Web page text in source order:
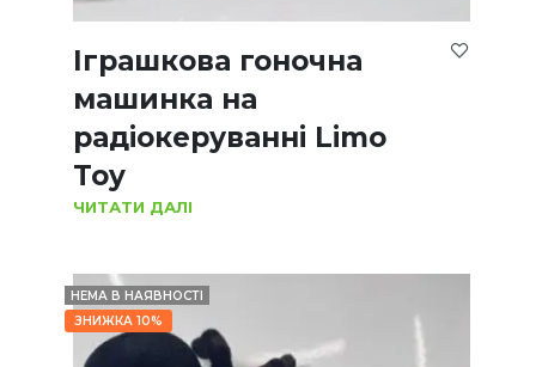
Іграшкова гоночна
машинка на
радіокеруванні Limo
Toy
ЧИТАТИ ДАЛІ
НЕМА В НАЯВНОСТІ
ЗНИЖКА 10%